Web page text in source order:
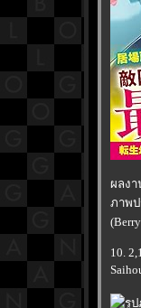
ผลงา
ภาพป
10.